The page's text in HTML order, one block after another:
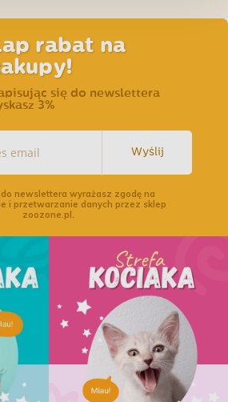
rabat na
się do newslettera
3%
Wyślij
newslettera wyrażasz zgodę na
i przetwarzanie danych przez sklep
zoozone.pl.